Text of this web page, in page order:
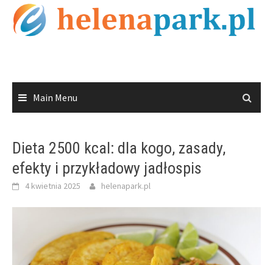
Skip
content
Main Menu
Dieta 2500 kcal: dla kogo, zasady,
efekty i przykładowy jadłospis
4 kwietnia 2025 helenapark.pl